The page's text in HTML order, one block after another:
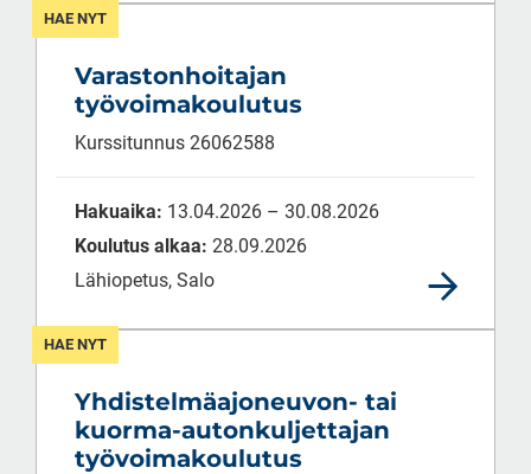
HAE NYT
Varastonhoitajan
työvoimakoulutus
Kurssitunnus 26062588
Hakuaika: 13.04.2026 – 30.08.2026
Koulutus alkaa: 28.09.2026
Lähiopetus, Salo
HAE NYT
Yhdistelmäajoneuvon- tai
kuorma-autonkuljettajan
työvoimakoulutus